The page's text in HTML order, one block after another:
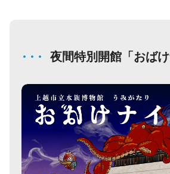
夜間特別開館「おばけ